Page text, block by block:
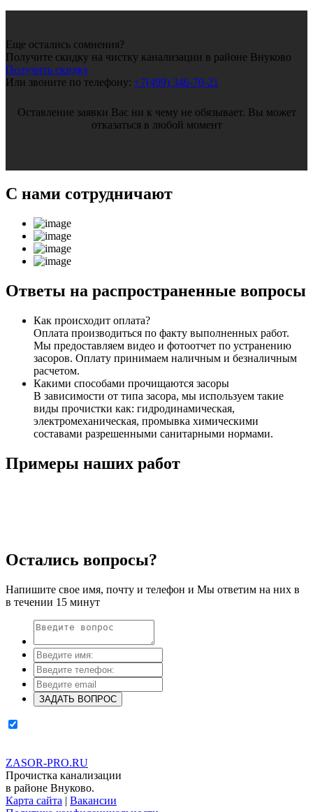
Еще остались сомнения?
Получите скидку на чистку канализации в районе Внуково
Получить скидку
Или звоните по телефону: +7(499) 346-70-21
Оставление заявки Вас ни к чему не обязывает. Вы может
отказаться в любой момент
С нами сотрудничают
Ответы на распространенные вопросы
Как происходит оплата?
Оплата производиться по факту выполненных работ.
Мы предоставляем видео и фотоотчет по устранению
засоров. Оплату принимаем наличным и безналичным
расчетом.
Какими способами прочищаются засоры
В зависимости от типа засора, мы используем такие
виды прочистки как: гидродинамическая,
электромеханическая, промывка химическими
составами разрешенными санитарными нормами.
Примеры наших работ
Остались вопросы?
Напишите свое имя, почту и телефон и Мы ответим на них в
в течении 15 минут
ЗАДАТЬ ВОПРОС
ZASOR-PRO.RU
Прочистка канализации
в районе Внуково.
Карта сайта | Вакансии